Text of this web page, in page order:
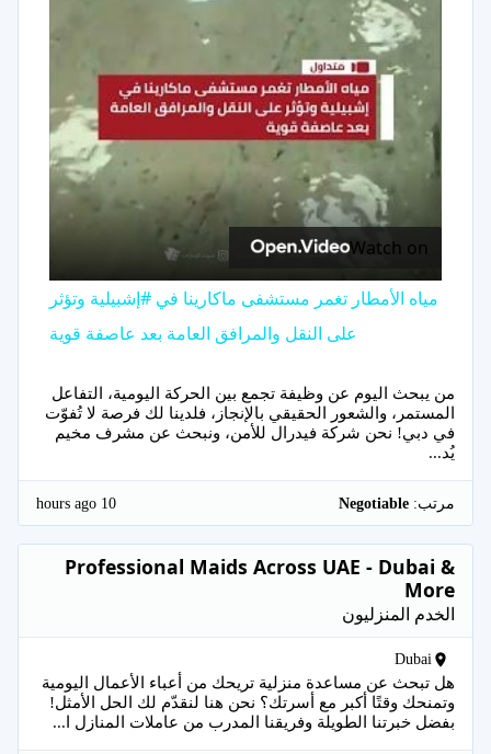
Video
Watch on
مياه الأمطار تغمر مستشفى ماكارينا في #إشبيلية وتؤثر
على النقل والمرافق العامة بعد عاصفة قوية
من يبحث اليوم عن وظيفة تجمع بين الحركة اليومية، التفاعل
المستمر، والشعور الحقيقي بالإنجاز، فلدينا لك فرصة لا تُفوّت
في دبي! نحن شركة فيدرال للأمن، ونبحث عن مشرف مخيم
يُد...
مرتب: 10 hours ago
Professional Maids Across UAE - Dubai &
More
الخدم المنزليون
Dubai
هل تبحث عن مساعدة منزلية تريحك من أعباء الأعمال اليومية
وتمنحك وقتًا أكبر مع أسرتك؟ نحن هنا لنقدّم لك الحل الأمثل!
بفضل خبرتنا الطويلة وفريقنا المدرب من عاملات المنازل ا...